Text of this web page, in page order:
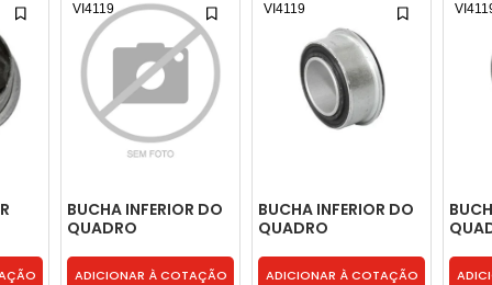
BUCHA INFERIOR DO
QUADRO
93852313
ADICIONAR À COTAÇÃO
VI4119
BUCHA INFERIOR DO
QUADRO
93852313
ADICIONAR À COTAÇÃO
VI4119